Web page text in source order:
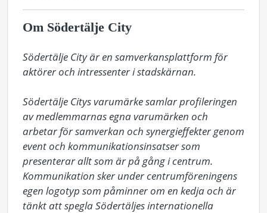
Om Södertälje City
Södertälje City är en samverkansplattform för
aktörer och intressenter i stadskärnan.
Södertälje Citys varumärke samlar profileringen
av medlemmarnas egna varumärken och
arbetar för samverkan och synergieffekter genom
event och kommunikationsinsatser som
presenterar allt som är på gång i centrum.
Kommunikation sker under centrumföreningens
egen logotyp som påminner om en kedja och är
tänkt att spegla Södertäljes internationella